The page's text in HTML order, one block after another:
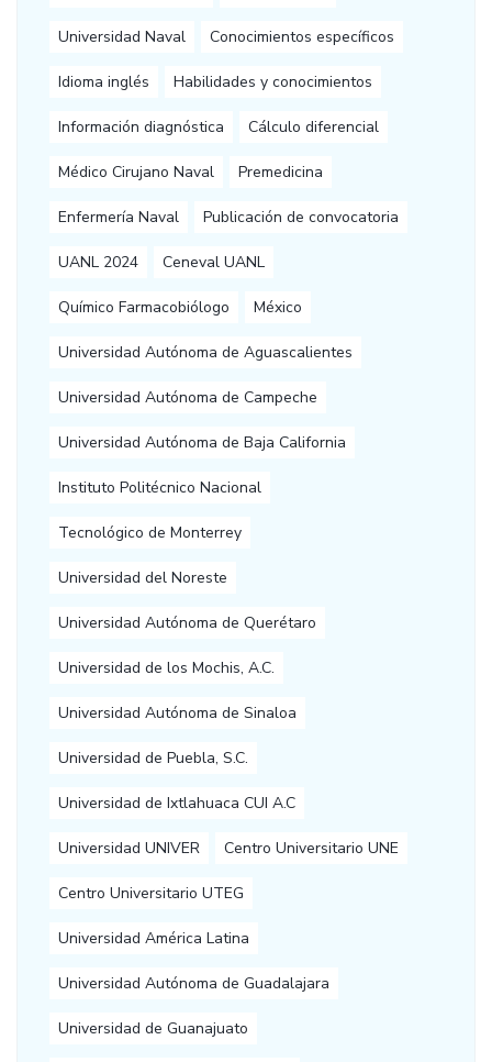
Universidad Naval Conocimientos específicos
Idioma inglés Habilidades y conocimientos
Información diagnóstica Cálculo diferencial
Médico Cirujano Naval Premedicina
Enfermería Naval Publicación de convocatoria
UANL 2024 Ceneval UANL
Químico Farmacobiólogo México
Universidad Autónoma de Aguascalientes
Universidad Autónoma de Campeche
Universidad Autónoma de Baja California
Instituto Politécnico Nacional
Tecnológico de Monterrey
Universidad del Noreste
Universidad Autónoma de Querétaro
Universidad de los Mochis, A.C.
Universidad Autónoma de Sinaloa
Universidad de Puebla, S.C.
Universidad de Ixtlahuaca CUI A.C
Universidad UNIVER Centro Universitario UNE
Centro Universitario UTEG
Universidad América Latina
Universidad Autónoma de Guadalajara
Universidad de Guanajuato